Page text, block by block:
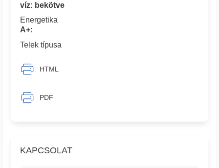
KAPCSOLAT
víz: bekötve
Energetika
A+:
Telek típusa
HTML
PDF